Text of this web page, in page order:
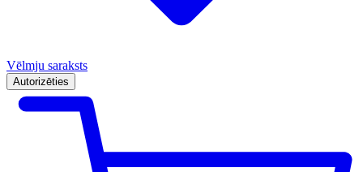
Vēlmju saraksts
Autorizēties